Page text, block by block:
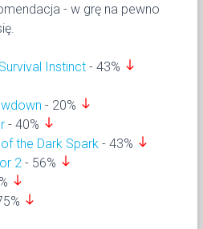
- w grę na pewno
Instinct - 43% south
- 20% south
- 40% south
the Dark Spark - 43% south
2 - 56% south
south
south